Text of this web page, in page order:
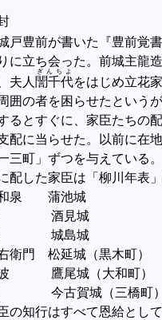
戸豊前が書いた『豊前覚
に立ち会った。前城主龍
夫人 誾千代
ぎんちよ
をはじめ立花
囲の者を困らせたという
るとすぐに、家臣たちの
配に当らせた。以前に在
三町」ずつを与えている。
した家臣は「柳川年表
泉 蒲池城
酒見城
城島城
門 松延城（黒木町）
鷹尾城（大和町）
古賀城（三橋町）
の知行はすべて恩給とし